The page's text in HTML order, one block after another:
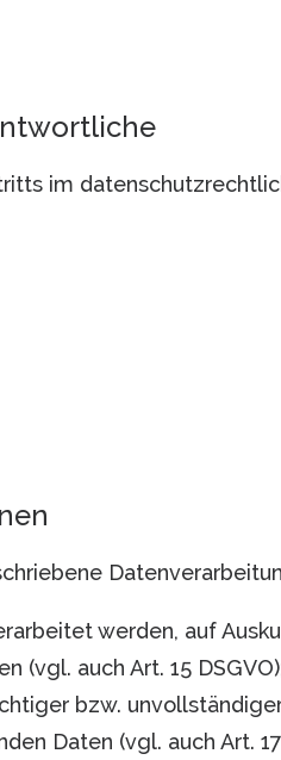
im
werden, auf
(vgl. auch Art. 15
bzw.
Daten (vgl. auch Art.